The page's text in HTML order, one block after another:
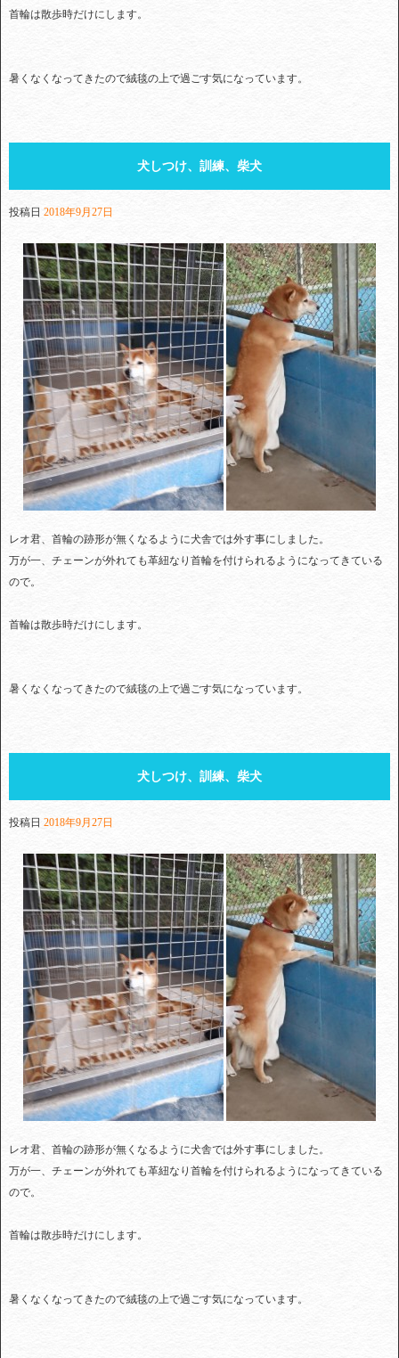
首輪は散歩時だけにします。
暑くなくなってきたので絨毯の上で過ごす気になっています。
犬しつけ、訓練、柴犬
投稿日 2018年9月27日
レオ君、首輪の跡形が無くなるように犬舎では外す事にしました。
万が一、チェーンが外れても革紐なり首輪を付けられるようになってきている
ので。
首輪は散歩時だけにします。
暑くなくなってきたので絨毯の上で過ごす気になっています。
犬しつけ、訓練、柴犬
投稿日 2018年9月27日
レオ君、首輪の跡形が無くなるように犬舎では外す事にしました。
万が一、チェーンが外れても革紐なり首輪を付けられるようになってきている
ので。
首輪は散歩時だけにします。
暑くなくなってきたので絨毯の上で過ごす気になっています。